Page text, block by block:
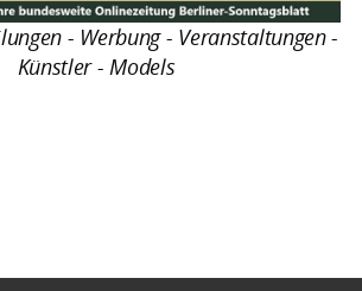
- Werbung - Veranstaltungen -
Künstler - Models